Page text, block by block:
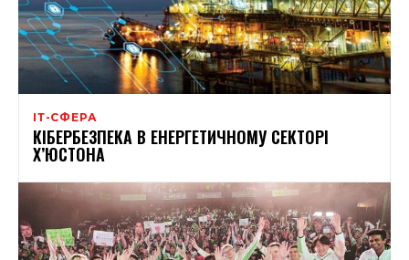
ІТ-СФЕРА
КІБЕРБЕЗПЕКА В ЕНЕРГЕТИЧНОМУ СЕКТОРІ
Х’ЮСТОНА